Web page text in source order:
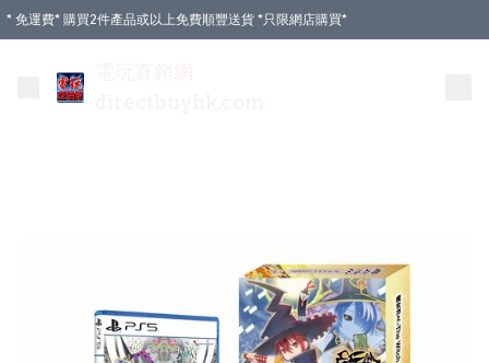
* 免運費* 購買2件產品或以上免費順豐送貨 *只限網店購買*